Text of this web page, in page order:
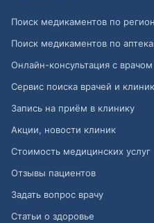
Поиск медикаментов по
Поиск медикаментов по
Онлайн-консультация с врачом
Сервис поиска врачей и клиник
Запись на приём в клинику
Акции, новости клиник
Стоимость медицинских услуг
Отзывы пациентов
Задать вопрос врачу
Статьи о здоровье